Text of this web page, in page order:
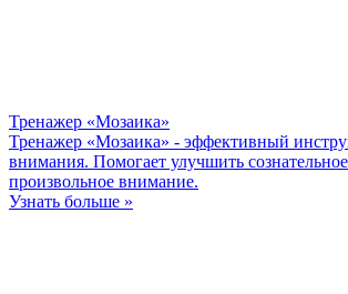
Тренажер «Мозаика»
Тренажер «Мозаика» - эффективный
внимания. Помогает улучшить
произвольное внимание.
Узнать больше »